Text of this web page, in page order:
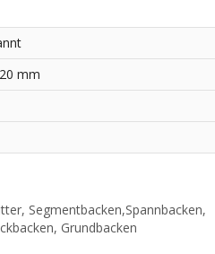
mm
Segmentbacken,Spannbacken,
Grundbacken